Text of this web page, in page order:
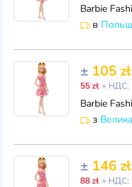
в
± 105 zł
55 zł + НДС:
з
± 146 zł
88 zł + НДС: